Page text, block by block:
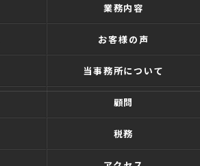
業務内容
お客様の声
当事務所について
顧問
税務